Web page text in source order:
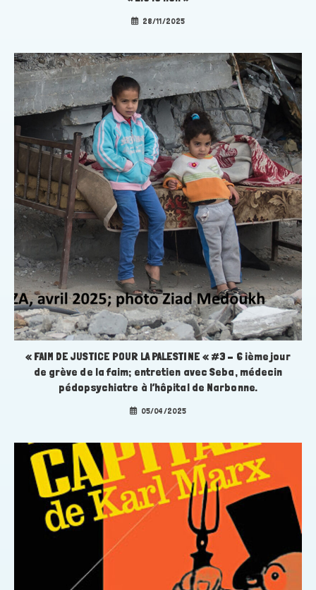
28/11/2025
« FAIM DE JUSTICE POUR LA PALESTINE « #3 – 6 ième jour
de grève de la faim; entretien avec Seba, médecin
pédopsychiatre à l’hôpital de Narbonne.
05/04/2025